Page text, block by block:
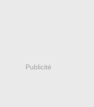
Publicité